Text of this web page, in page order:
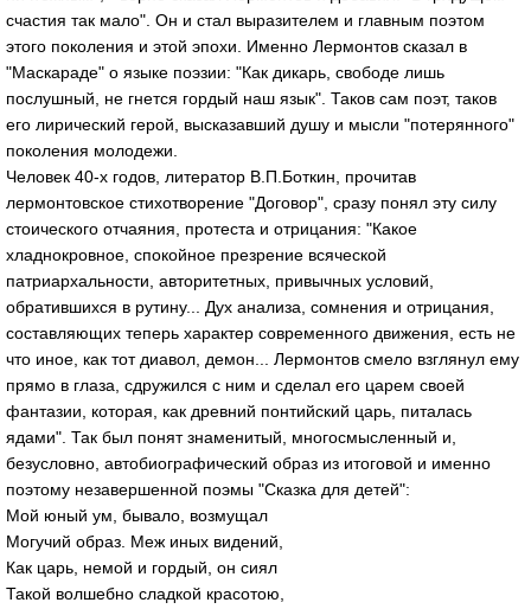
счастия так мало". Он и стал выразителем и главным поэтом
этого поколения и этой эпохи. Именно Лермонтов сказал в
"Маскараде" о языке поэзии: "Как дикарь, свободе лишь
послушный, не гнется гордый наш язык". Таков сам поэт, таков
его лирический герой, высказавший душу и мысли "потерянного"
поколения молодежи.
Человек 40-х годов, литератор В.П.Боткин, прочитав
лермонтовское стихотворение "Договор", сразу понял эту силу
стоического отчаяния, протеста и отрицания: "Какое
хладнокровное, спокойное презрение всяческой
патриархальности, авторитетных, привычных условий,
обратившихся в рутину... Дух анализа, сомнения и отрицания,
составляющих теперь характер современного движения, есть не
что иное, как тот диавол, демон... Лермонтов смело взглянул ему
прямо в глаза, сдружился с ним и сделал его царем своей
фантазии, которая, как древний понтийский царь, питалась
ядами". Так был понят знаменитый, многосмысленный и,
безусловно, автобиографический образ из итоговой и именно
поэтому незавершенной поэмы "Сказка для детей":
Мой юный ум, бывало, возмущал
Могучий образ. Меж иных видений,
Как царь, немой и гордый, он сиял
Такой волшебно сладкой красотою,